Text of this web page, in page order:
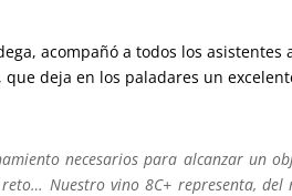
acompañó a todos los
deja en los paladares un
necesarios para alcanzar un
Nuestro vino 8C+ representa, del